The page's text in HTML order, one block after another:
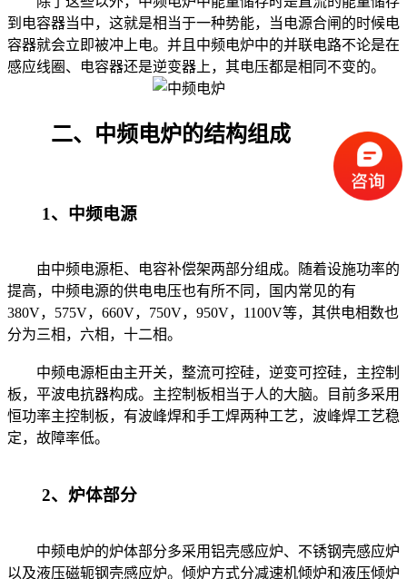
到电容器当中，这就是相当于一种势能，当电源合闸的时候电
容器就会立即被冲上电。并且中频电炉中的并联电路不论是在
感应线圈、电容器还是逆变器上，其电压都是相同不变的。
二、中频电炉的结构组成
1、中频电源
由中频电源柜、电容补偿架两部分组成。随着设施功率的
提高，中频电源的供电电压也有所不同，国内常见的有
380V，575V，660V，750V，950V，1100V等，其供电相数也
分为三相，六相，十二相。
中频电源柜由主开关，整流可控硅，逆变可控硅，主控制
板，平波电抗器构成。主控制板相当于人的大脑。目前多采用
恒功率主控制板，有波峰焊和手工焊两种工艺，波峰焊工艺稳
定，故障率低。
2、炉体部分
中频电炉的炉体部分多采用铝壳感应炉、不锈钢壳感应炉
以及液压磁轭钢壳感应炉。倾炉方式分减速机倾炉和液压倾炉